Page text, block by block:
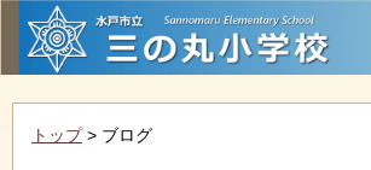
トップ> ブログ